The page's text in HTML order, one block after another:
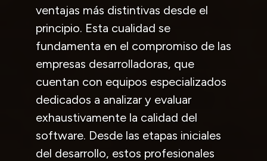
ventajas más distintivas desde el
principio. Esta cualidad se
fundamenta en el compromiso de las
empresas desarrolladoras, que
cuentan con equipos especializados
dedicados a analizar y evaluar
exhaustivamente la calidad del
software. Desde las etapas iniciales
del desarrollo, estos profesionales